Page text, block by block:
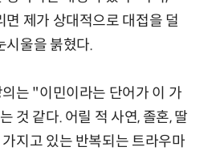
제가 상대적으로 대접을 덜
시울을 붉혔다.
는 "이민이라는 단어가 이 가
것 같다. 어릴 적 사연, 졸혼, 딸
지고 있는 반복되는 트라우마